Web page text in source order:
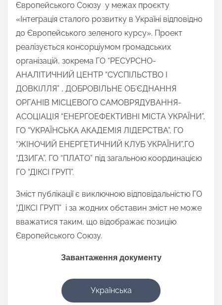
Європейського Союзу у межах проєкту
«Інтеграція сталого розвитку в Україні відповідно
до Європейського зеленого курсу». Проект
реалізується консорціумом громадських
організацій, зокрема ГО “РЕСУРСНО-
АНАЛІТИЧНИЙ ЦЕНТР “СУСПІЛЬСТВО І
ДОВКІЛЛЯ” , ДОБРОВІЛЬНЕ ОБ’ЄДНАННЯ
ОРГАНІВ МІСЦЕВОГО САМОВРЯДУВАННЯ-
АСОЦІАЦІЯ “ЕНЕРГОЕФЕКТИВНІ МІСТА УКРАЇНИ”,
ГО “УКРАЇНСЬКА АКАДЕМІЯ ЛІДЕРСТВА”, ГО
“ЖІНОЧИЙ ЕНЕРГЕТИЧНИЙ КЛУБ УКРАЇНИ”,ГО
“ДЗИГА”, ГО “ПЛАТО” під загальною координацією
ГО “ДІКСІ ГРУП”.
Зміст публікації є виключною відповідальністю ГО
“ДІКСІ ГРУП” і за жодних обставин зміст не може
вважатися таким, що відображає позицію
Європейського Союзу.
Завантаження документу
Українська